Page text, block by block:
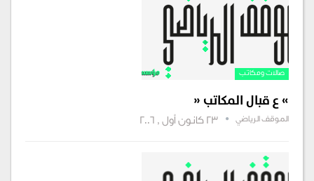
صالات ومكاتب‏‏
» ع قبال المكاتب «
الموقف الرياضي 23 كانون أول , 2006